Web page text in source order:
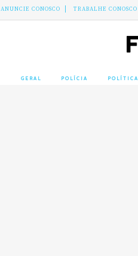
ANUNCIE CONOSCO TRABALHE CONOSCO
GERAL POLÍCIA POLÍTICA